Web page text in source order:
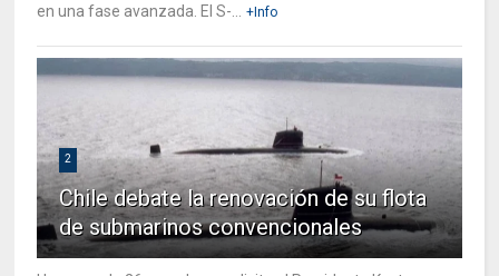
en una fase avanzada. El S-...
+Info
2
Chile debate la renovación de su flota
de submarinos convencionales